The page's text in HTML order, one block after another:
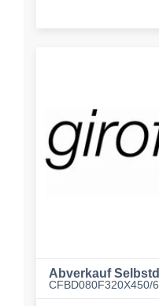
Abverkauf
CFBD080F320X450/